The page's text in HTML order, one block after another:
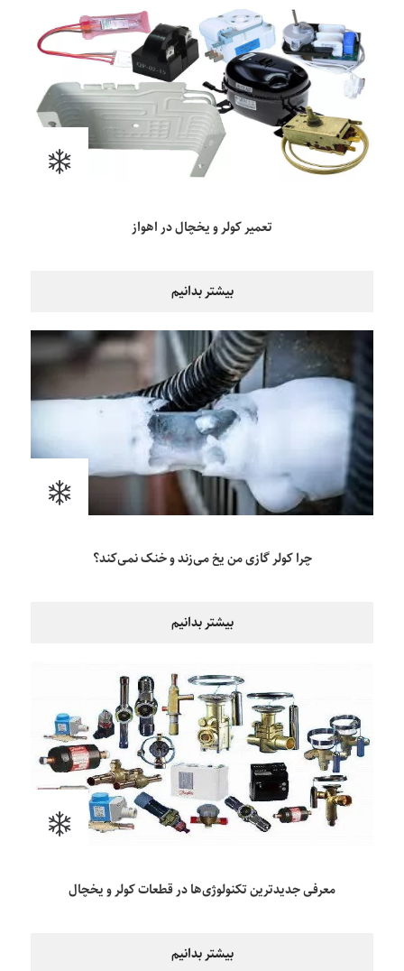
تعمیر کولر و یخچال در اهواز
بیشتر بدانیم
چرا کولر گازی من یخ می‌زند و خنک نمی‌کند؟
بیشتر بدانیم
معرفی جدیدترین تکنولوژی‌ها در قطعات کولر و یخچال
بیشتر بدانیم